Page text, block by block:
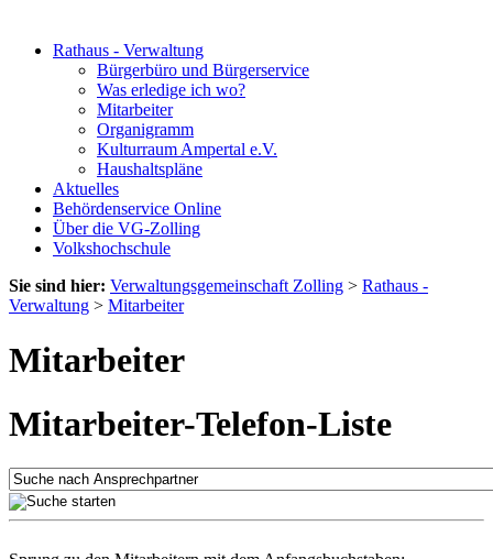
Rathaus - Verwaltung
Bürgerbüro und Bürgerservice
Was erledige ich wo?
Mitarbeiter
Organigramm
Kulturraum Ampertal e.V.
Haushaltspläne
Aktuelles
Behördenservice Online
Über die VG-Zolling
Volkshochschule
Sie sind hier: Verwaltungsgemeinschaft Zolling > Rathaus -
Verwaltung > Mitarbeiter
Mitarbeiter
Mitarbeiter-Telefon-Liste